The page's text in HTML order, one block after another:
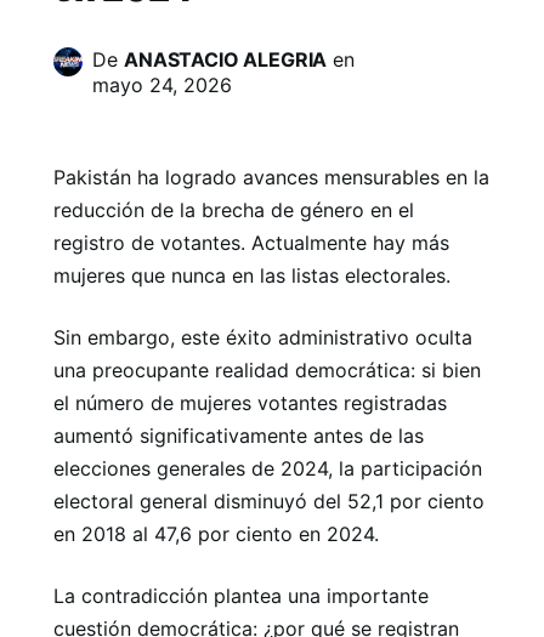
De ANASTACIO ALEGRIA en
mayo 24, 2026
Pakistán ha logrado avances mensurables en la
reducción de la brecha de género en el
registro de votantes. Actualmente hay más
mujeres que nunca en las listas electorales.
Sin embargo, este éxito administrativo oculta
una preocupante realidad democrática: si bien
el número de mujeres votantes registradas
aumentó significativamente antes de las
elecciones generales de 2024, la participación
electoral general disminuyó del 52,1 por ciento
en 2018 al 47,6 por ciento en 2024.
La contradicción plantea una importante
cuestión democrática: ¿por qué se registran